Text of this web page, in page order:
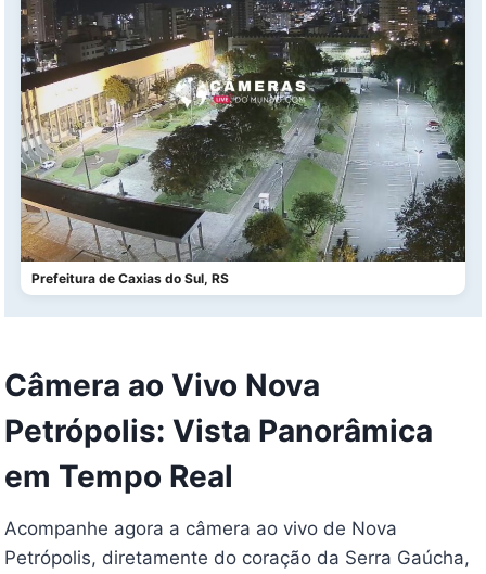
Prefeitura de Caxias do Sul, RS
Câmera ao Vivo Nova
Petrópolis: Vista Panorâmica
em Tempo Real
Acompanhe agora a câmera ao vivo de Nova
Petrópolis, diretamente do coração da Serra Gaúcha,